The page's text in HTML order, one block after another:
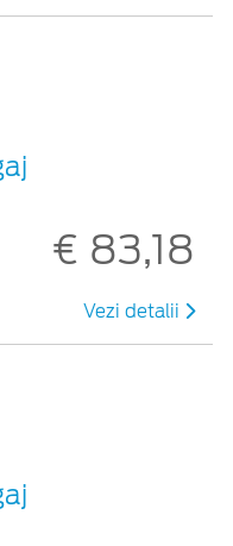
€ 83,18
Vezi detalii